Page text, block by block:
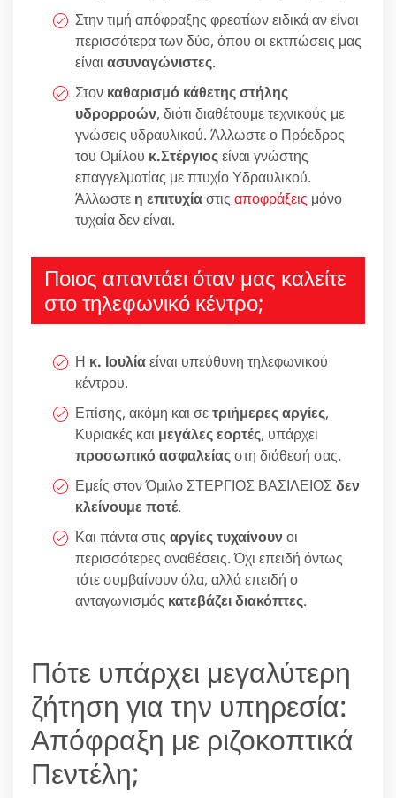
Στην τιμή απόφραξης φρεατίων ειδικά αν είναι
περισσότερα των δύο, όπου οι εκτπώσεις μας
είναι ασυναγώνιστες.
Στον καθαρισμό κάθετης στήλης
υδρορροών, διότι διαθέτουμε τεχνικούς με
γνώσεις υδραυλικού. Άλλωστε ο Πρόεδρος
του Ομίλου κ.Στέργιοςείναι γνώστης
επαγγελματίας με πτυχίο Υδραυλικού.
Άλλωστε η επιτυχίαστις αποφράξεις μόνο
τυχαία δεν είναι.
Ποιος απαντάει όταν μας καλείτε
στο τηλεφωνικό κέντρο;
Η κ. Ιουλίαείναι υπεύθυνη τηλεφωνικού
κέντρου.
Επίσης, ακόμη και σετριήμερες αργίες,
Κυριακές και μεγάλες εορτές, υπάρχει
προσωπικό ασφαλείαςστη διάθεσή σας.
Εμείς στον Όμιλο ΣΤΕΡΓΙΟΣ ΒΑΣΙΛΕΙΟΣδεν
κλείνουμε ποτέ.
Και πάντα στις αργίες τυχαίνουνοι
περισσότερες αναθέσεις. Όχι επειδή όντως
τότε συμβαίνουν όλα, αλλά επειδή ο
ανταγωνισμός κατεβάζει διακόπτες.
Πότε υπάρχει μεγαλύτερη
ζήτηση για την υπηρεσία:
Απόφραξη με ριζοκοπτικά
Πεντέλη;